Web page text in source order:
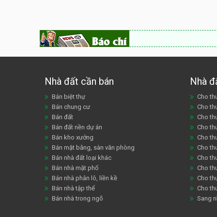
Nhà đất cần bán
Bán biệt thự
Bán chung cư
Bán đất
Bán đất nền dự án
Bán kho xưởng
Bán mặt bằng, sàn văn phòng
Bán nhà đất loại khác
Bán nhà mặt phố
Bán nhà phân lô, liền kề
Bán nhà tập thể
Bán nhà trong ngõ
Nhà
Cho
Cho
Cho
Cho
Cho
Cho
Cho
Cho
Cho
Cho
Sang